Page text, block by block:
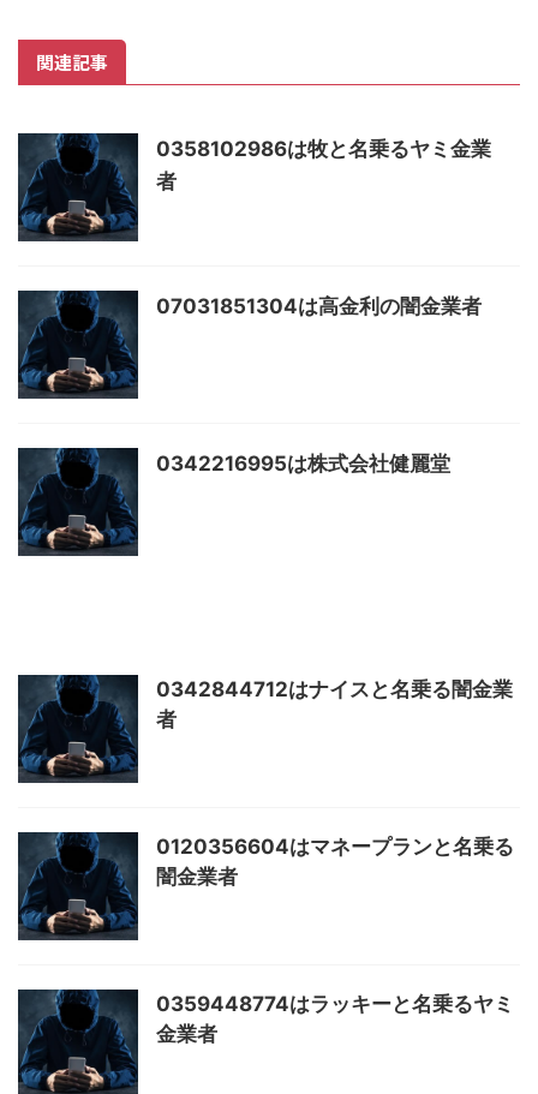
関連記事
0358102986は牧と名乗るヤミ金業
者
07031851304は高金利の闇金業者
0342216995は株式会社健麗堂
0342844712はナイスと名乗る闇金業
者
0120356604はマネープランと名乗る
闇金業者
0359448774はラッキーと名乗るヤミ
金業者